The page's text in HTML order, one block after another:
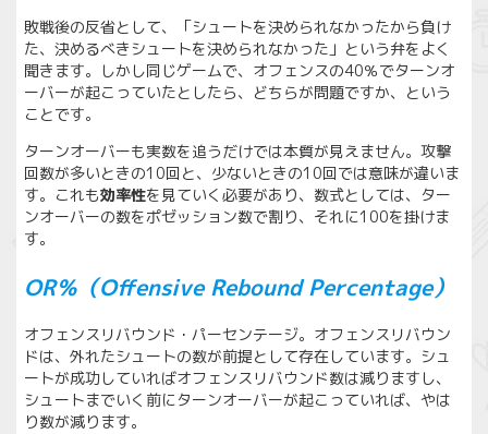
敗戦後の反省として、「シュートを決められなかったから負け
た、決めるべきシュートを決められなかった」という弁をよく
聞きます。しかし同じゲームで、オフェンスの40％でターンオ
ーバーが起こっていたとしたら、どちらが問題ですか、という
ことです。
ターンオーバーも実数を追うだけでは本質が見えません。攻撃
回数が多いときの10回と、少ないときの10回では意味が違いま
す。これも効率性を見ていく必要があり、数式としては、ター
ンオーバーの数をポゼッション数で割り、それに100を掛けま
す。
OR％（Offensive Rebound Percentage）
オフェンスリバウンド・パーセンテージ。オフェンスリバウン
ドは、外れたシュートの数が前提として存在しています。シュ
ートが成功していればオフェンスリバウンド数は減りますし、
シュートまでいく前にターンオーバーが起こっていれば、やは
り数が減ります。